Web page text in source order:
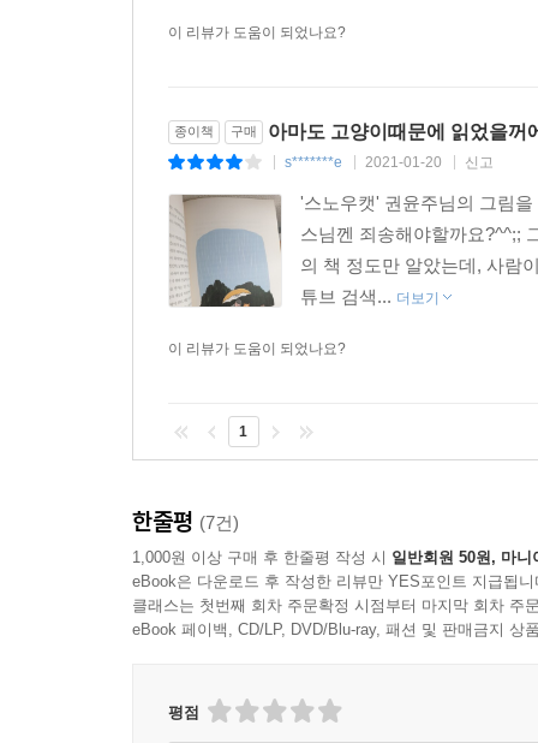
이 리뷰가 도움이 되었나요?
종이책 구매 아마도 고양이때문에 읽었을꺼
s*******e 2021-01-20 신고
'스노우캣' 권윤주님의 그림
스님껜 죄송해야할까요?^^;;
의 책 정도만 알았는데, 사람
튜브 검색... 더보기
이 리뷰가 도움이 되었나요?
1
한줄평 (7건)
1,000원 이상 구매 후 한줄평 작성 시 일반회원 50원, 마니
eBook은 다운로드 후 작성한 리뷰만 YES포인트 지급됩니
클래스는 첫번째 회차 주문확정 시점부터 마지막 회차 주
eBook 페이백, CD/LP, DVD/Blu-ray, 패션 및 판매금지 상
평점